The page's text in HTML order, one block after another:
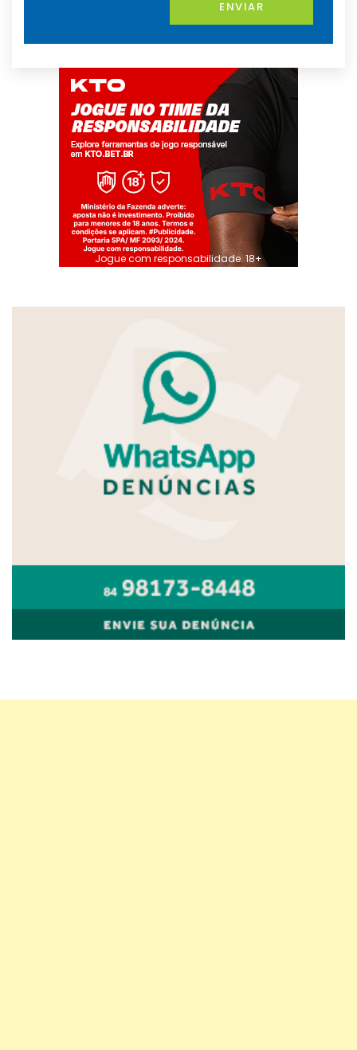
ENVIAR
Jogue com responsabilidade. 18+